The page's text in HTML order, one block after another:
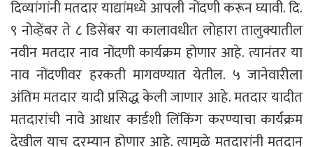
दिव्यांगांनी मतदार याद्यांमध्ये आपली नोंदणी करून घ्यावी. दि.
९ नोव्हेंबर ते ८ डिसेंबर या कालावधीत लोहारा तालुक्यातील
नवीन मतदार नाव नोंदणी कार्यक्रम होणार आहे. त्यानंतर या
नाव नोंदणीवर हरकती मागवण्यात येतील. ५ जानेवारीला
अंतिम मतदार यादी प्रसिद्ध केली जाणार आहे. मतदार यादीत
मतदारांची नावे आधार कार्डशी लिंकिंग करण्याचा कार्यक्रम
देखील याच दरम्यान होणार आहे. त्यामुळे मतदारांनी मतदान